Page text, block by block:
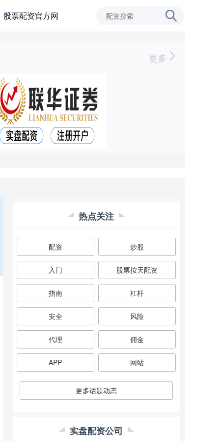
股票配资官方网
更多
热点关注
配资 炒股
入门 股票按天配资
指南 杠杆
安全 风险
代理 佣金
APP 网站
更多话题动态
实盘配资公司